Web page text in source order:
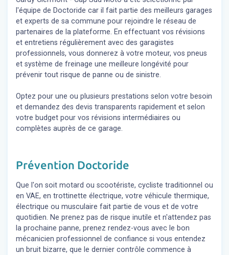
l'équipe de Doctoride car il fait partie des meilleurs garages
et experts de sa commune pour rejoindre le réseau de
partenaires de la plateforme. En effectuant vos révisions
et entretiens régulièrement avec des garagistes
professionnels, vous donnerez à votre moteur, vos pneus
et système de freinage une meilleure longévité pour
prévenir tout risque de panne ou de sinistre.
Optez pour une ou plusieurs prestations selon votre besoin
et demandez des devis transparents rapidement et selon
votre budget pour vos révisions intermédiaires ou
complètes auprès de ce garage.
Prévention Doctoride
Que l'on soit motard ou scootériste, cycliste traditionnel ou
en VAE, en trottinette électrique, votre véhicule thermique,
électrique ou musculaire fait partie de vous et de votre
quotidien. Ne prenez pas de risque inutile et n'attendez pas
la prochaine panne, prenez rendez-vous avec le bon
mécanicien professionnel de confiance si vous entendez
un bruit bizarre, que le dernier contrôle commence à